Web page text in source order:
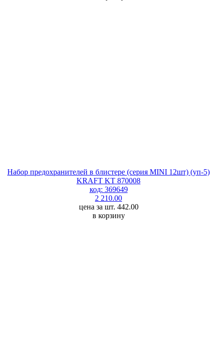
Набор предохранителей в блистере (серия MINI 12шт) (уп-5)
KRAFT KT 870008
код: 369649
2 210.00
цена за шт. 442.00
в корзину